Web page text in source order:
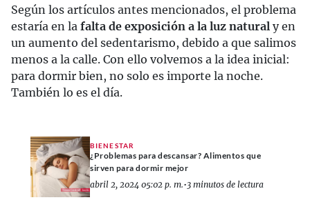
Según los artículos antes mencionados, el problema
estaría en la falta de exposición a la luz natural y en
un aumento del sedentarismo, debido a que salimos
menos a la calle. Con ello volvemos a la idea inicial:
para dormir bien, no solo es importe la noche.
También lo es el día.
BIENESTAR
¿Problemas para descansar? Alimentos que
sirven para dormir mejor
abril 2, 2024 05:02 p. m.•3 minutos de lectura